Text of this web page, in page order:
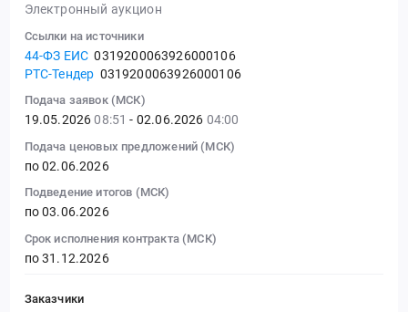
Электронный аукцион
Ссылки на источники
44-ФЗ ЕИС 0319200063926000106
РТС-Тендер 0319200063926000106
Подача заявок (МСК)
19.05.202608:51 - 02.06.2026 04:00
Подача ценовых предложений (МСК)
по 02.06.2026
Подведение итогов (МСК)
по 03.06.2026
Срок исполнения контракта (МСК)
по 31.12.2026
Заказчики